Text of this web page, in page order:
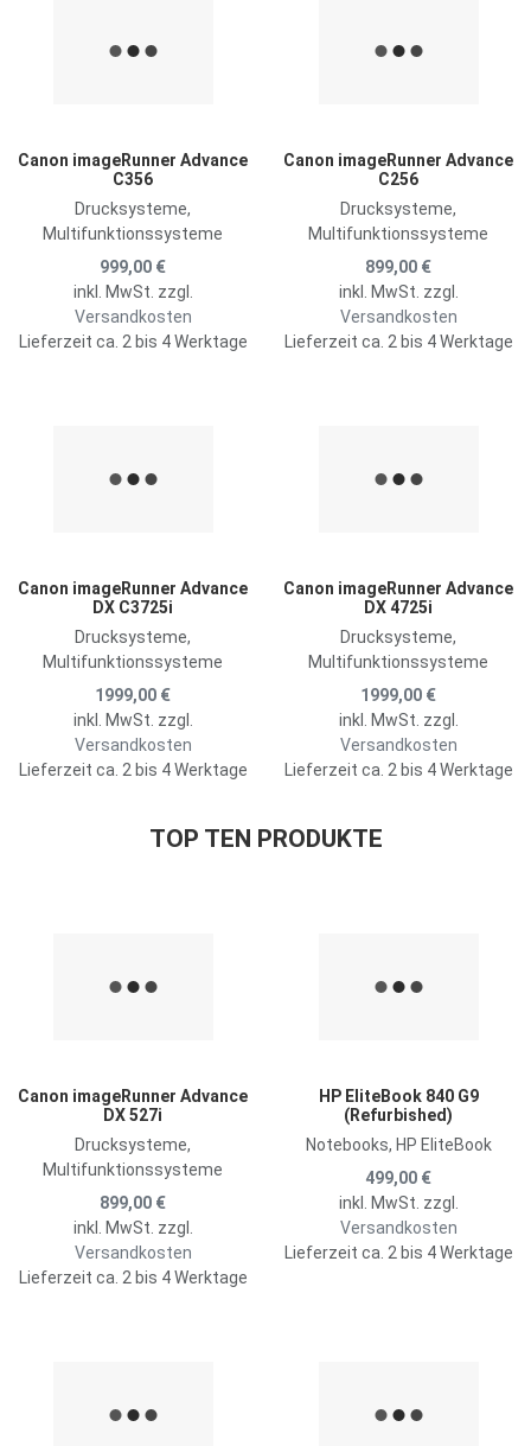
Zum Vergleich hinzufügen
Canon imageRunner Advance
C356
Drucksysteme,
Multifunktionssysteme
999,00 €
inkl. MwSt. zzgl.
Versandkosten
Lieferzeit ca. 2 bis 4 Werktage
Canon imageRunner Advance
C256
Drucksysteme,
Multifunktionssysteme
899,00 €
inkl. MwSt. zzgl.
Versandkosten
Lieferzeit ca. 2 bis 4 Werktage
Zum Vergleich hinzufügen
Canon imageRunner Advance
DX C3725i
Drucksysteme,
Multifunktionssysteme
1999,00 €
inkl. MwSt. zzgl.
Versandkosten
Lieferzeit ca. 2 bis 4 Werktage
Canon imageRunner Advance
DX 4725i
Drucksysteme,
Multifunktionssysteme
1999,00 €
inkl. MwSt. zzgl.
Versandkosten
Lieferzeit ca. 2 bis 4 Werktage
TOP TEN PRODUKTE
Zum Vergleich hinzufügen
Canon imageRunner Advance
DX 527i
Drucksysteme,
Multifunktionssysteme
899,00 €
inkl. MwSt. zzgl.
Versandkosten
Lieferzeit ca. 2 bis 4 Werktage
HP EliteBook 840 G9
(Refurbished)
Notebooks, HP EliteBook
499,00 €
inkl. MwSt. zzgl.
Versandkosten
Lieferzeit ca. 2 bis 4 Werktage
Zum Vergleich hinzufügen